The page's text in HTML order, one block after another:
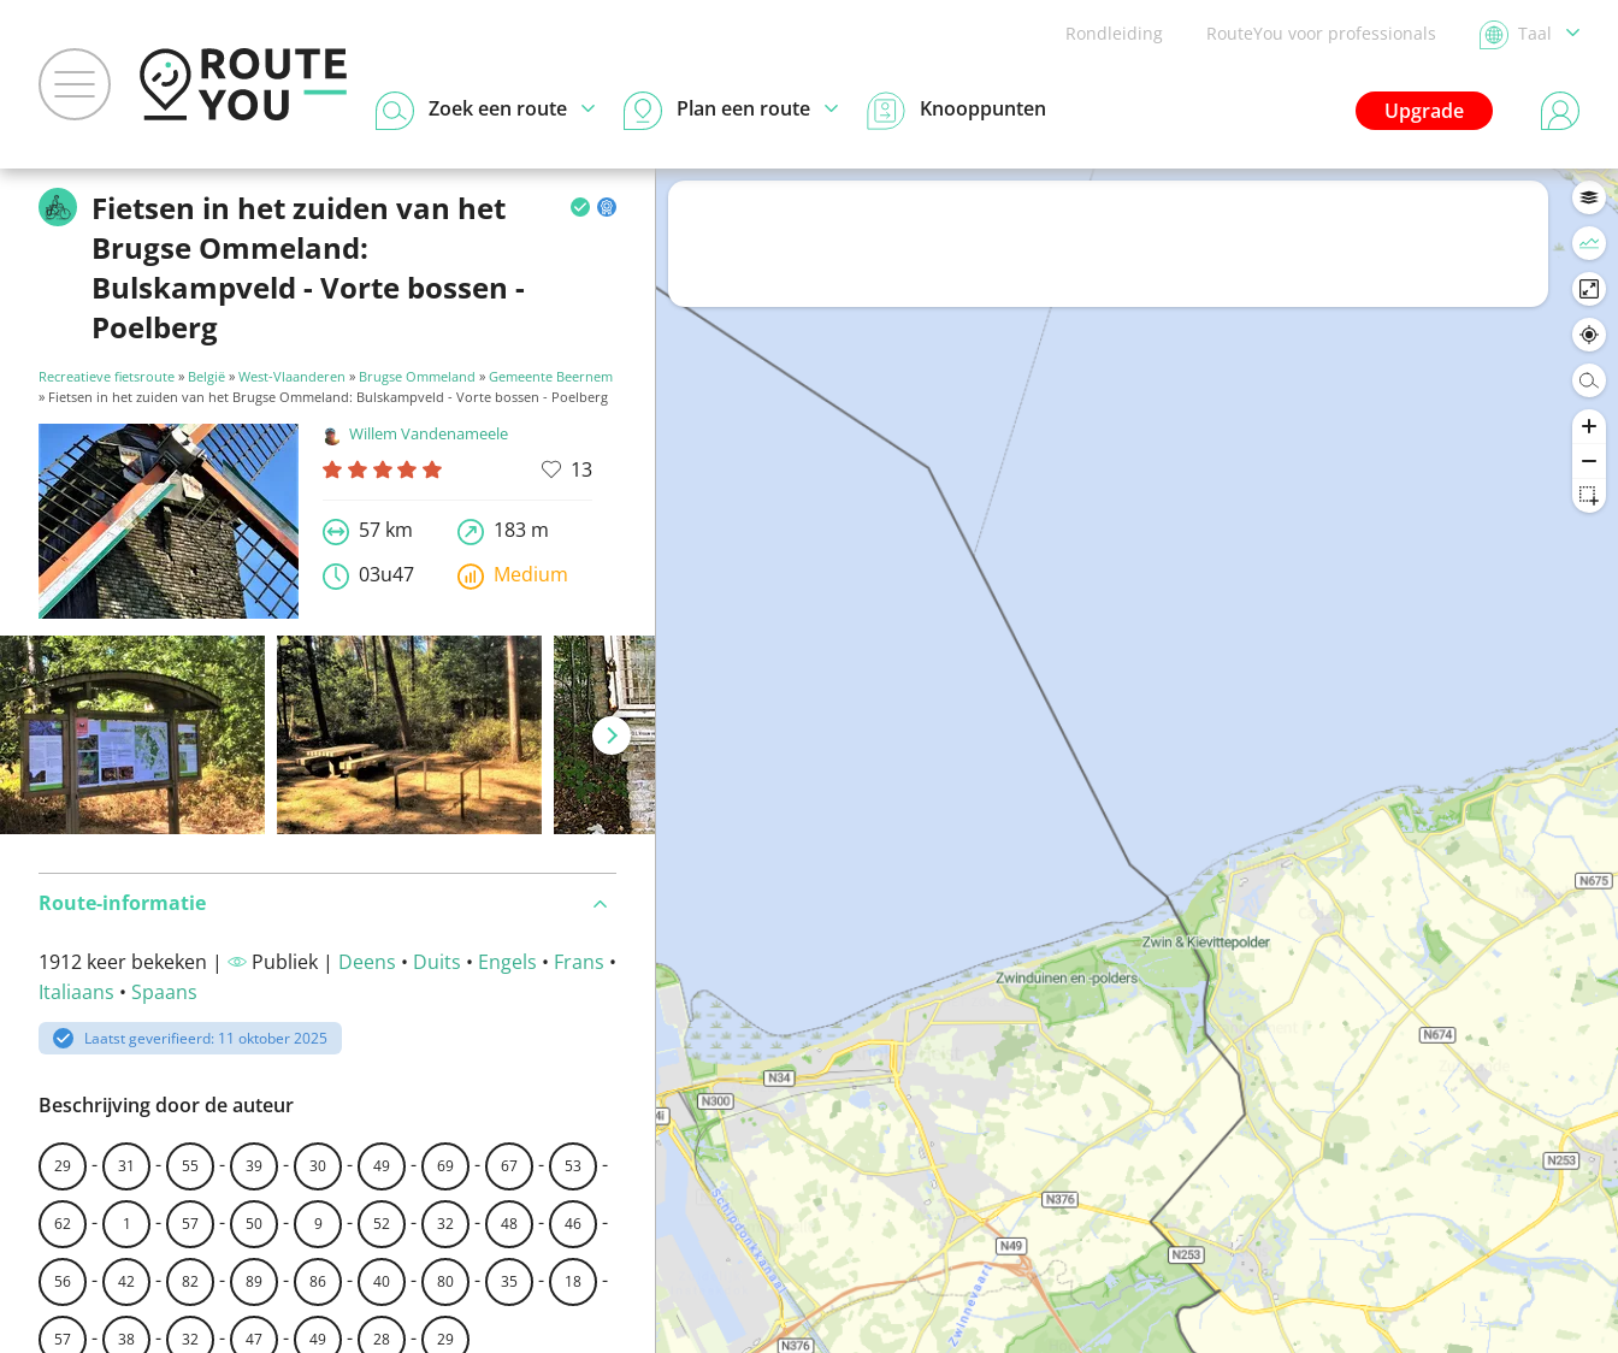
Rondleiding RouteYou voor professionals Taal
Upgrade
Zoek een route Plan een route Knooppunten
Fietsen in het zuiden van het
Brugse Ommeland:
Bulskampveld - Vorte bossen -
Poelberg
Recreatieve fietsroute » België » West-Vlaanderen » Brugse Ommeland » Gemeente Beernem
» Fietsen in het zuiden van het Brugse Ommeland: Bulskampveld - Vorte bossen - Poelberg
Willem Vandenameele
13
57 km
183 m
03u47
Medium
Route-informatie
1912 keer bekeken | Publiek | Deens • Duits • Engels • Frans •
Italiaans • Spaans
Laatst geverifieerd: 11 oktober 2025
Beschrijving door de auteur
29 - 31 - 55 - 39 - 30 - 49 - 69 - 67 - 53 -
62 - 1 - 57 - 50 - 9 - 52 - 32 - 48 - 46 -
56 - 42 - 82 - 89 - 86 - 40 - 80 - 35 - 18 -
57 - 38 - 32 - 47 - 49 - 28 - 29